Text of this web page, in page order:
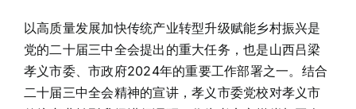
以高质量发展加快传统产业转型升级赋能乡村振兴是
党的二十届三中全会提出的重大任务，也是山西吕梁
孝义市委、市政府2024年的重要工作部署之一。结合
二十届三中全会精神的宣讲，孝义市委党校对孝义市